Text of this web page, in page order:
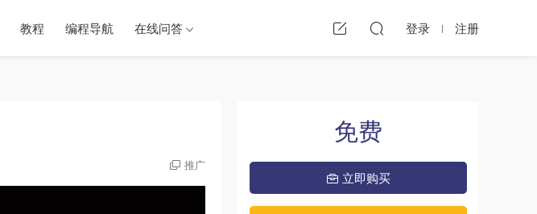
教程 编程导航 在线问答 登录 注册
推广
免费
立即购买